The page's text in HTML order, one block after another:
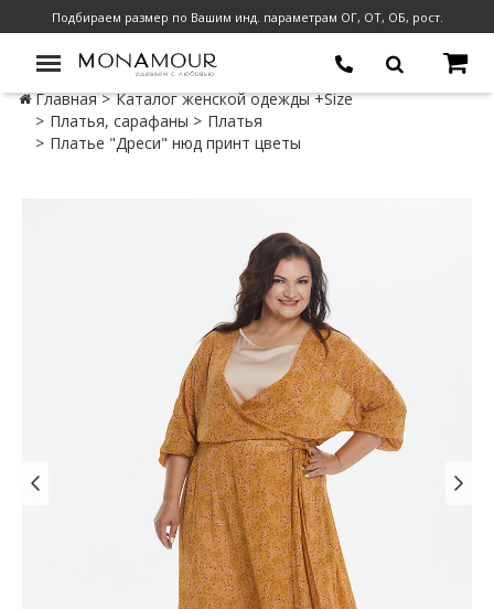
Подбираем размер по Вашим инд. параметрам ОГ, ОТ, ОБ, рост.
Главная
Каталог женской одежды +Size
Платья, сарафаны
Платья
Платье "Дреси" нюд принт цветы